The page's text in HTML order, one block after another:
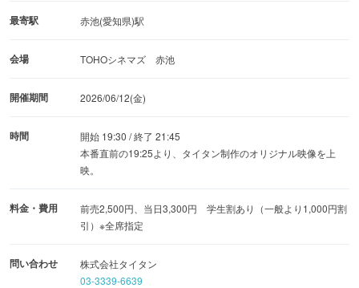
最寄駅 赤池(愛知県)駅
会場 TOHOシネマズ 赤池
開催期間 2026/06/12(金)
時間
開始 19:30 / 終了 21:45
本番直前の19:25より、タイタン制作のオリジナル映像を上
映。
料金・費用
前売2,500円、当日3,300円 学生割あり（一般より1,000円割
引）※全席指定
問い合わせ
株式会社タイタン
03-3339-6639